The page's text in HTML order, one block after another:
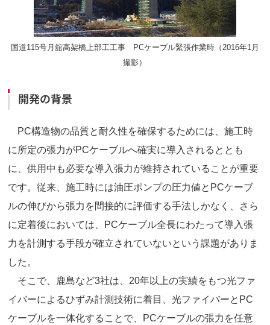
国道115号月舘高架橋上部工工事 PCケーブル緊張作業時（2016年1月
撮影）
開発の背景
PC構造物の品質と耐久性を確保するためには、施工時
に所定の張力がPCケーブルへ確実に導入されるととも
に、供用中も必要な導入張力が維持されていることが重要
です。従来、施工時には油圧ポンプの圧力値とPCケーブ
ルの伸びから張力を間接的に評価する手法しかなく、さら
に定着後においては、PCケーブル全長にわたって導入張
力を計測する手段が確立されていないという課題がありま
した。
そこで、鹿島など3社は、20年以上の実績をもつ光ファ
イバーによるひずみ計測技術に着目、光ファイバーとPC
ケーブルを一体化することで、PCケーブルの張力を任意